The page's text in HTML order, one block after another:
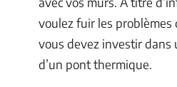
voulez fuir les problèmes
vous devez investir dans
d’un pont thermique.